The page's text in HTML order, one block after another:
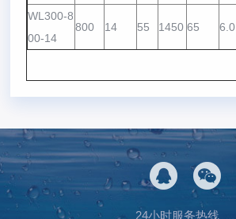
WL300-8
00-14
800 14 55 1450 65 6.0
24小时服务热线